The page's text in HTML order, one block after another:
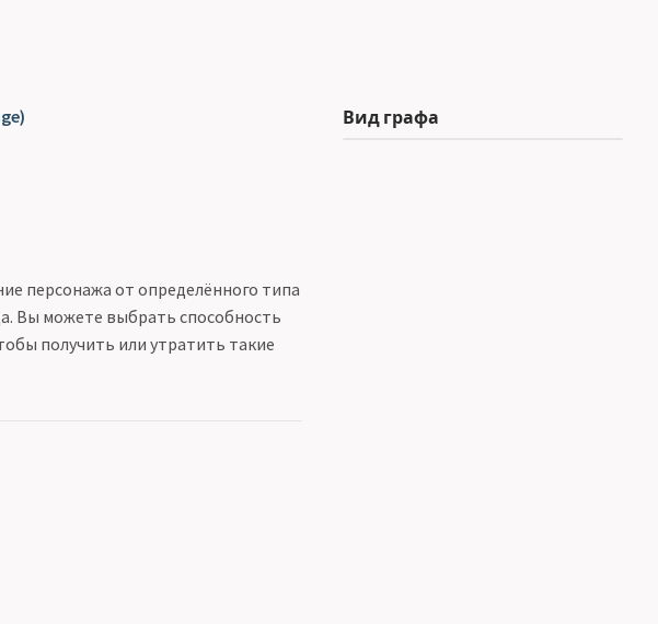
персонажа от определённого типа
Вы можете выбрать способность
получить или утратить такие
Вид графа